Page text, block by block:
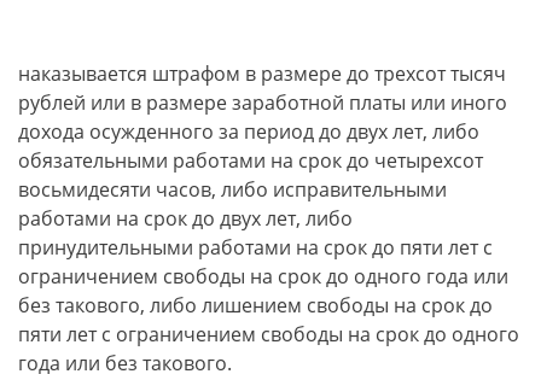
наказывается штрафом в размере до трехсот тысяч
рублей или в размере заработной платы или иного
дохода осужденного за период до двух лет, либо
обязательными работами на срок до четырехсот
восьмидесяти часов, либо исправительными
работами на срок до двух лет, либо
принудительными работами на срок до пяти лет с
ограничением свободы на срок до одного года или
без такового, либо лишением свободы на срок до
пяти лет с ограничением свободы на срок до одного
года или без такового.